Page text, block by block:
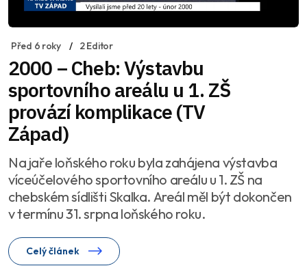
Před 6 roky 2 Editor
2000 – Cheb: Výstavbu
sportovního areálu u 1. ZŠ
provází komplikace (TV
Západ)
Na jaře loňského roku byla zahájena výstavba
víceúčelového sportovního areálu u 1. ZŠ na
chebském sídlišti Skalka. Areál měl být dokončen
v termínu 31. srpna loňského roku.
Celý článek